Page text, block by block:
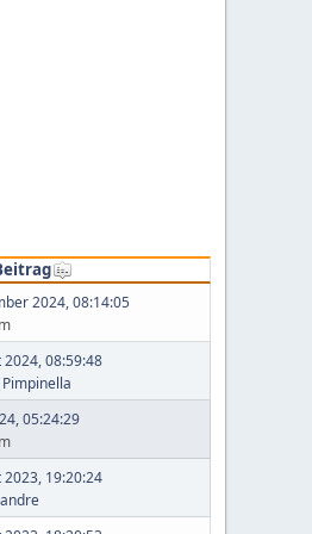
2024, 08:14:05
08:59:48
05:24:29
2023, 19:20:24